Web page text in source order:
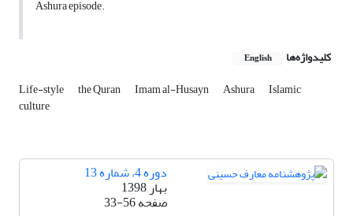
Ashura episode.
کلیدواژه‌ها English
Life-style the Quran Imam al-Husayn Ashura Islamic
culture
دوره 4، شماره 13
بهار 1398
صفحه33-56